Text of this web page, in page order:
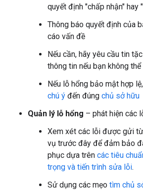
quyết định "chấp nhận" hay
Thông báo quyết định của
cáo vấn đề
Nếu cần, hãy yêu cầu tin
thông tin nếu bạn không
Nếu lỗ hổng bảo mật hợp
chú ý đến đúng chủ sở hữu
Quản lý lỗ hổng – phát hiện các
Xem xét các lỗi được gửi
vụ trước đây để đảm bảo
phục dựa trên các tiêu
trọng và tiến trình sửa lỗi.
Sử dụng các mẹo tìm chủ